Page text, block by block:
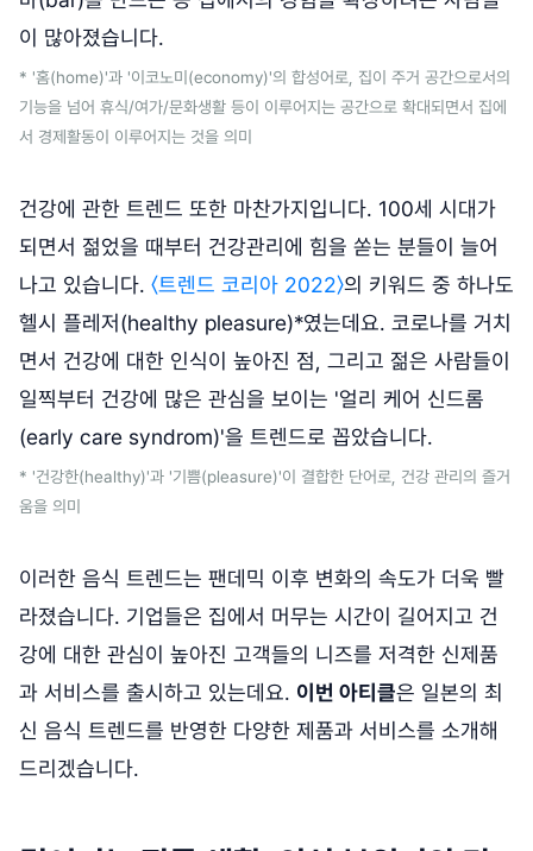
이 많아졌습니다.
* '홈(home)'과 '이코노미(economy)'의 합성어로, 집이 주거 공간으로서의
기능을 넘어 휴식/여가/문화생활 등이 이루어지는 공간으로 확대되면서 집에
서 경제활동이 이루어지는 것을 의미
건강에 관한 트렌드 또한 마찬가지입니다. 100세 시대가
되면서 젊었을 때부터 건강관리에 힘을 쏟는 분들이 늘어
나고 있습니다. 〈트렌드 코리아 2022〉의 키워드 중 하나도
헬시 플레저(healthy pleasure)*였는데요. 코로나를 거치
면서 건강에 대한 인식이 높아진 점, 그리고 젊은 사람들이
일찍부터 건강에 많은 관심을 보이는 '얼리 케어 신드롬
(early care syndrom)'을 트렌드로 꼽았습니다.
* '건강한(healthy)'과 '기쁨(pleasure)'이 결합한 단어로, 건강 관리의 즐거
움을 의미
이러한 음식 트렌드는 팬데믹 이후 변화의 속도가 더욱 빨
라졌습니다. 기업들은 집에서 머무는 시간이 길어지고 건
강에 대한 관심이 높아진 고객들의 니즈를 저격한 신제품
과 서비스를 출시하고 있는데요. 이번 아티클은 일본의 최
신 음식 트렌드를 반영한 다양한 제품과 서비스를 소개해
드리겠습니다.